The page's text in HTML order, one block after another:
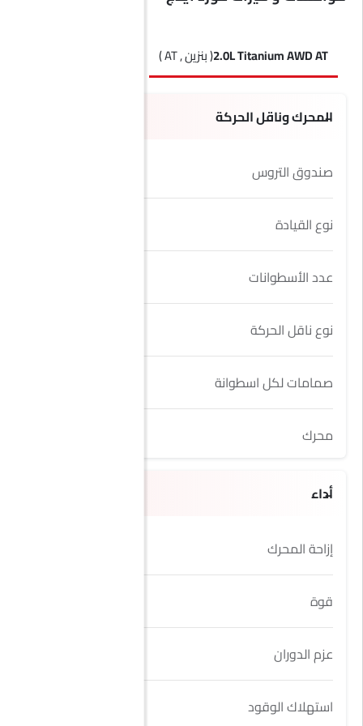
2.0L Titanium AWD AT( بنزين , AT )
المحرك وناقل الحركة
صندوق التروس
نوع القيادة
عدد الأسطوانات
نوع ناقل الحركة
صمامات لكل اسطوانة
محرك
أداء
إزاحة المحرك
قوة
عزم الدوران
استهلاك الوقود